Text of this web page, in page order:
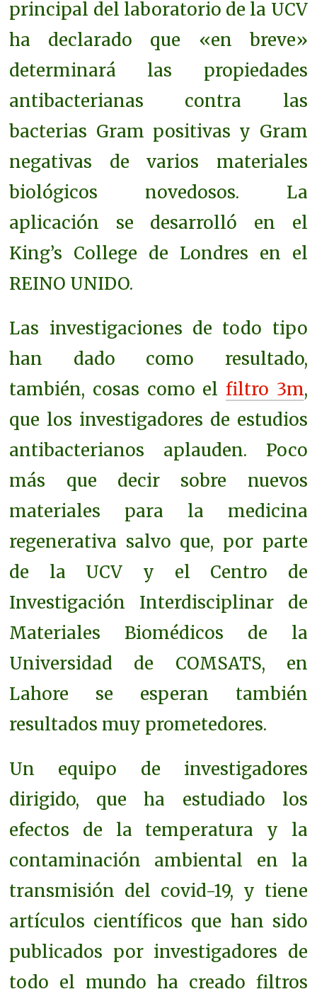
principal del laboratorio de la UCV
ha declarado que «en breve»
determinará las propiedades
antibacterianas contra las
bacterias Gram positivas y Gram
negativas de varios materiales
biológicos novedosos. La
aplicación se desarrolló en el
King’s College de Londres en el
REINO UNIDO.
Las investigaciones de todo tipo
han dado como resultado,
también, cosas como el filtro 3m,
que los investigadores de estudios
antibacterianos aplauden. Poco
más que decir sobre nuevos
materiales para la medicina
regenerativa salvo que, por parte
de la UCV y el Centro de
Investigación Interdisciplinar de
Materiales Biomédicos de la
Universidad de COMSATS, en
Lahore se esperan también
resultados muy prometedores.
Un equipo de investigadores
dirigido, que ha estudiado los
efectos de la temperatura y la
contaminación ambiental en la
transmisión del covid-19, y tiene
artículos científicos que han sido
publicados por investigadores de
todo el mundo ha creado filtros